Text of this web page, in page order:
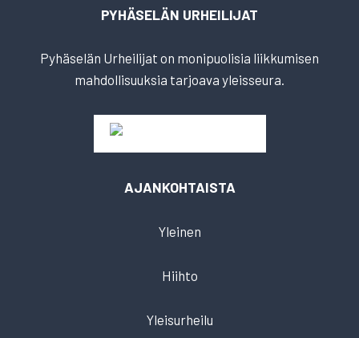
PYHÄSELÄN URHEILIJAT
Pyhäselän Urheilijat on monipuolisia liikkumisen
mahdollisuuksia tarjoava yleisseura.
AJANKOHTAISTA
Yleinen
Hiihto
Yleisurheilu